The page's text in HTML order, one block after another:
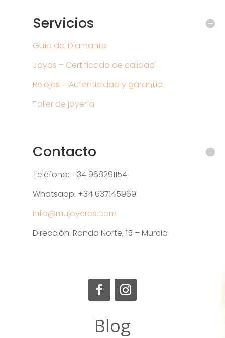
Servicios
Guía del Diamante
Joyas – Certificado de calidad
Relojes – Autenticidad y garantía
Taller de joyería
Contacto
Teléfono: +34 968291154
Whatsapp: +34 637145969
info@mujoyeros.com
Dirección: Ronda Norte, 15 – Murcia
Blog